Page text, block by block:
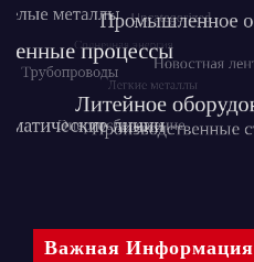
Важная Информация